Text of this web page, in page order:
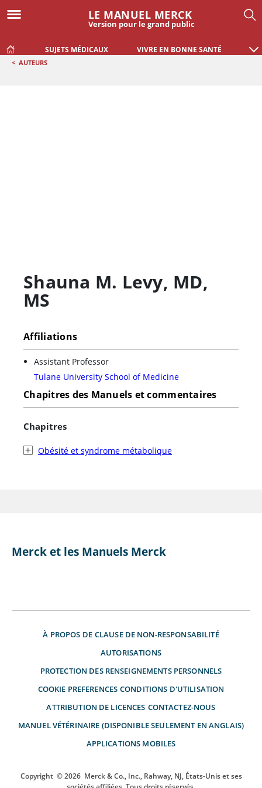
LE MANUEL MERCK
Version pour le grand public
SUJETS MÉDICAUX VIVRE EN BONNE SANTÉ
< AUTEURS
Shauna M. Levy, MD,
MS
Affiliations
Assistant Professor
Tulane University School of Medicine
Chapitres des Manuels et commentaires
Chapitres
Obésité et syndrome métabolique
Merck et les Manuels Merck
À PROPOS DE CLAUSE DE NON-RESPONSABILITÉ
AUTORISATIONS
PROTECTION DES RENSEIGNEMENTS PERSONNELS
COOKIE PREFERENCES CONDITIONS D'UTILISATION
ATTRIBUTION DE LICENCES CONTACTEZ-NOUS
MANUEL VÉTÉRINAIRE (DISPONIBLE SEULEMENT EN ANGLAIS)
APPLICATIONS MOBILES
Copyright © 2026 Merck & Co., Inc., Rahway, NJ, États-Unis et ses